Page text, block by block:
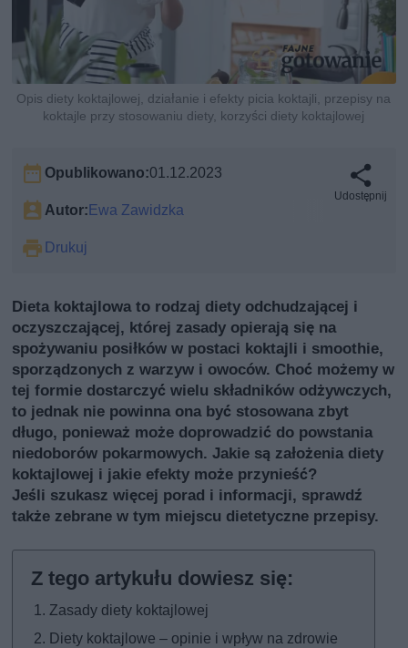
Opis diety koktajlowej, działanie i efekty picia koktajli, przepisy na
koktajle przy stosowaniu diety, korzyści diety koktajlowej
Opublikowano:01.12.2023
Autor:Ewa Zawidzka
Drukuj
Udostępnij
Dieta koktajlowa to rodzaj diety odchudzającej i
oczyszczającej, której zasady opierają się na
spożywaniu posiłków w postaci koktajli i smoothie,
sporządzonych z warzyw i owoców. Choć możemy w
tej formie dostarczyć wielu składników odżywczych,
to jednak nie powinna ona być stosowana zbyt
długo, ponieważ może doprowadzić do powstania
niedoborów pokarmowych. Jakie są założenia diety
koktajlowej i jakie efekty może przynieść?
Jeśli szukasz więcej porad i informacji, sprawdź
także zebrane w tym miejscu dietetyczne przepisy.
Zasady diety koktajlowej
Diety koktajlowe – opinie i wpływ na zdrowie